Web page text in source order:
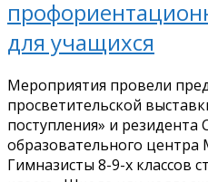
для учащихся
Мероприятия провели
просветительской
поступления» и
образовательного центра
Гимназисты 8-9-х классов